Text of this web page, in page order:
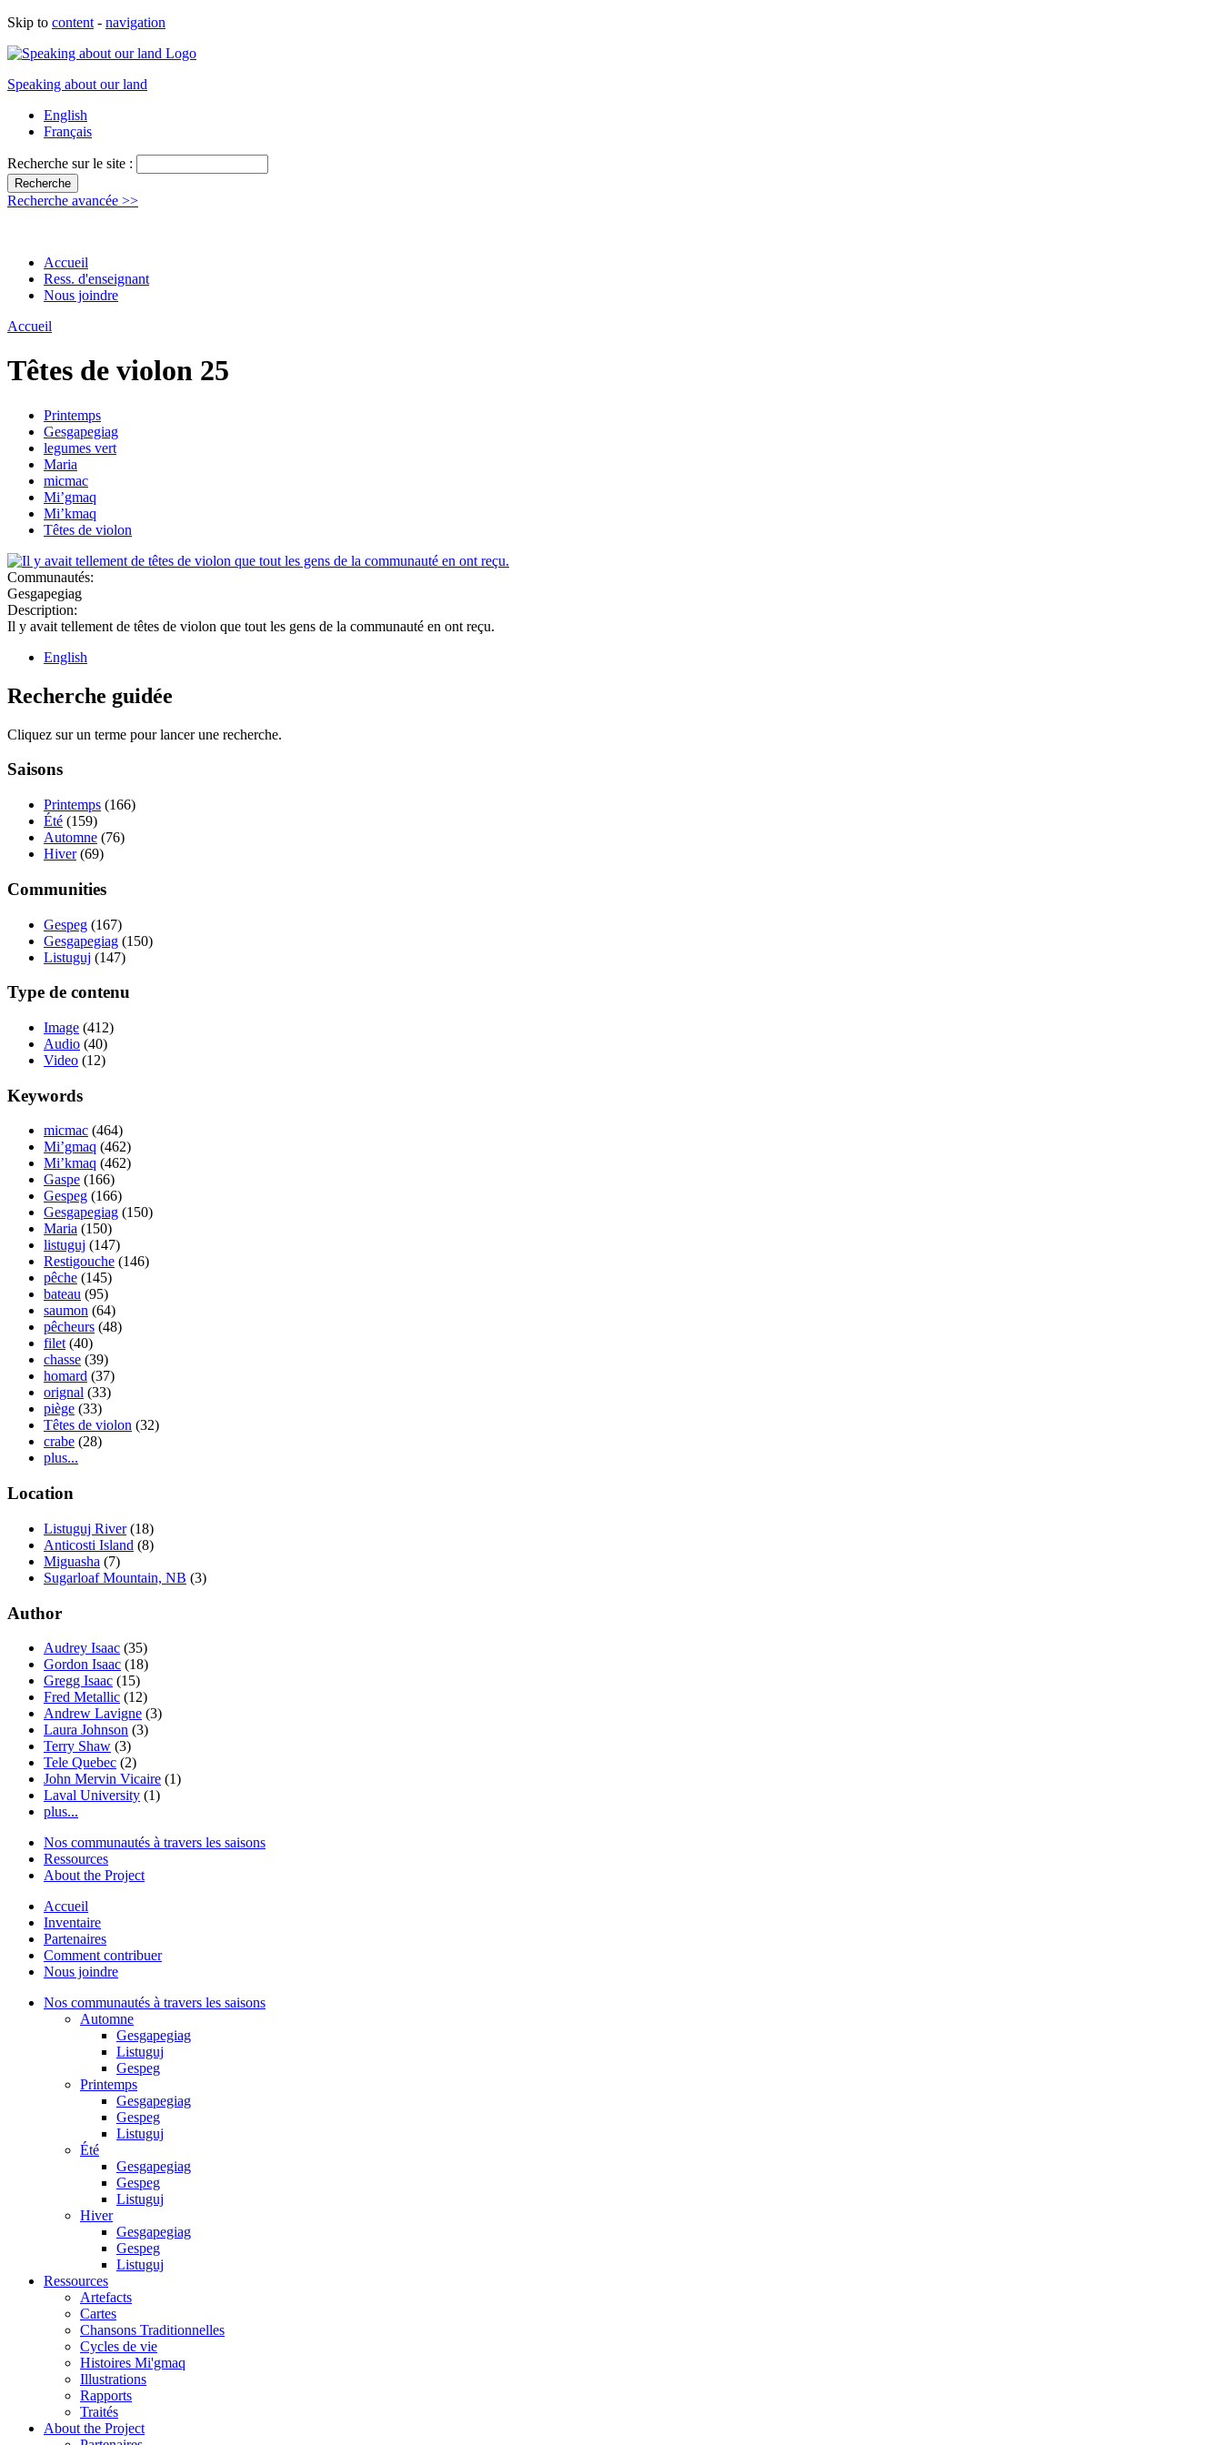
Skip to content - navigation
Speaking about our land
English
Français
Recherche sur le site :
Recherche avancée >>
Accueil
Ress. d'enseignant
Nous joindre
Accueil
Têtes de violon 25
Printemps
Gesgapegiag
legumes vert
Maria
micmac
Mi’gmaq
Mi’kmaq
Têtes de violon
Communautés:
Gesgapegiag
Description:
Il y avait tellement de têtes de violon que tout les gens de la communauté en ont reçu.
English
Recherche guidée
Cliquez sur un terme pour lancer une recherche.
Saisons
Printemps (166)
Été (159)
Automne (76)
Hiver(69)
Communities
Gespeg (167)
Gesgapegiag (150)
Listuguj (147)
Type de contenu
Image (412)
Audio (40)
Video (12)
Keywords
micmac (464)
Mi’gmaq (462)
Mi’kmaq (462)
Gaspe (166)
Gespeg (166)
Gesgapegiag (150)
Maria (150)
listuguj (147)
Restigouche (146)
pêche (145)
bateau (95)
saumon (64)
pêcheurs (48)
filet(40)
chasse (39)
homard (37)
orignal (33)
piège (33)
Têtes de violon (32)
crabe (28)
plus...
Location
Listuguj River(18)
Anticosti Island (8)
Miguasha (7)
Sugarloaf Mountain, NB (3)
Author
Audrey Isaac (35)
Gordon Isaac (18)
Gregg Isaac (15)
Fred Metallic (12)
Andrew Lavigne (3)
Laura Johnson (3)
Terry Shaw (3)
Tele Quebec (2)
John Mervin Vicaire (1)
Laval University (1)
plus...
Nos communautés à travers les saisons
Ressources
About the Project
Accueil
Inventaire
Partenaires
Comment contribuer
Nous joindre
Nos communautés à travers les saisons
Automne
Gesgapegiag
Listuguj
Gespeg
Printemps
Gesgapegiag
Gespeg
Listuguj
Été
Gesgapegiag
Gespeg
Listuguj
Hiver
Gesgapegiag
Gespeg
Listuguj
Ressources
Artefacts
Cartes
Chansons Traditionnelles
Cycles de vie
Histoires Mi'gmaq
Illustrations
Rapports
Traités
About the Project